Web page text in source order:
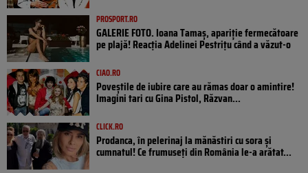
PROSPORT.RO
GALERIE FOTO. Ioana Tamaş, apariție fermecătoare
pe plajă! Reacția Adelinei Pestrițu când a văzut-o
CIAO.RO
Poveştile de iubire care au rămas doar o amintire!
Imagini tari cu Gina Pistol, Răzvan...
CLICK.RO
Prodanca, în pelerinaj la mănăstiri cu sora și
cumnatul! Ce frumuseți din România le-a arătat...